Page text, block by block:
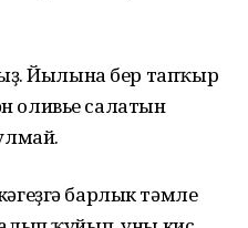
Йылына бер тапҡыр
оливье салатын
барлык тәмле